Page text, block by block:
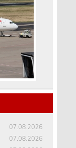
07.08.2026
07.08.2026